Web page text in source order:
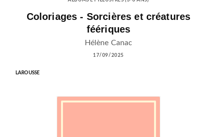
Coloriages - Sorcières et créatures
féériques
Hélène Canac
17/09/2025
LAROUSSE